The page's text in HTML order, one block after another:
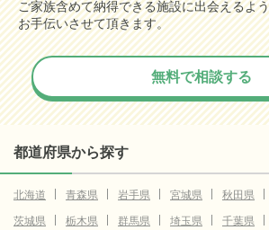
ご家族含めて納得できる施設に出会えるよ
お手伝いさせて頂きます。
無料で相談する
都道府県から探す
北海道 青森県 岩手県 宮城県 秋田県
茨城県
栃木県 群馬県 埼玉県 千葉県